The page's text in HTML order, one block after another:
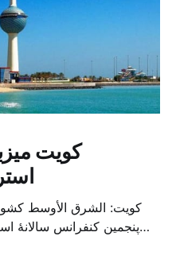
کویت
کویت: الشرق الأوسط
پنجمین کنفرانس سالانهٔ